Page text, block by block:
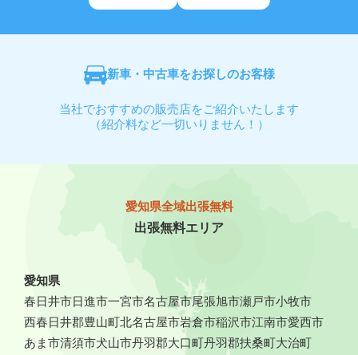
新車・中古車をお探しのお客様
当社でおすすめの販売店をご紹介いたします
（紹介料など一切いりません！）
愛知県全域出張無料
出張無料エリア
愛知県
春日井市日進市一宮市名古屋市尾張旭市瀬戸市小牧市
西春日井郡豊山町北名古屋市岩倉市稲沢市江南市愛西市
あま市清須市犬山市丹羽郡大口町丹羽郡扶桑町大治町